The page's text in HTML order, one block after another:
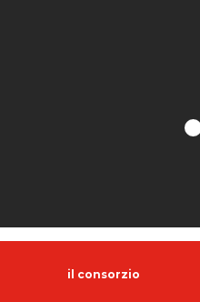
il consorzio